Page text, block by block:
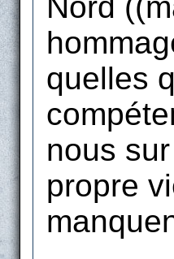
quelles
nous
propre